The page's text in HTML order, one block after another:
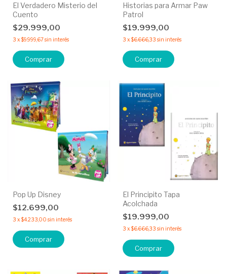
El Verdadero Misterio del
Cuento
$29.999,00
3 x$9.999,67sin interés
Comprar
Historias para Armar Paw
Patrol
$19.999,00
3 x$6.666,33 sin interés
Comprar
Pop Up Disney
$12.699,00
3 x$4.233,00 sin interés
Comprar
El Principito Tapa
Acolchada
$19.999,00
3 x$6.666,33 sin interés
Comprar